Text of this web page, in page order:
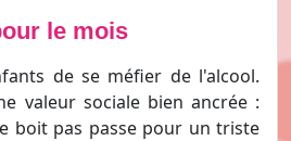
le mois
de se méfier de l'alcool.
valeur sociale bien ancrée :
boit pas passe pour un triste